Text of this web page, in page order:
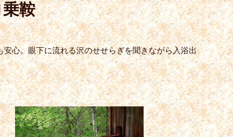
鞍
心。眼下に流れる沢のせせらぎを聞きながら入浴出